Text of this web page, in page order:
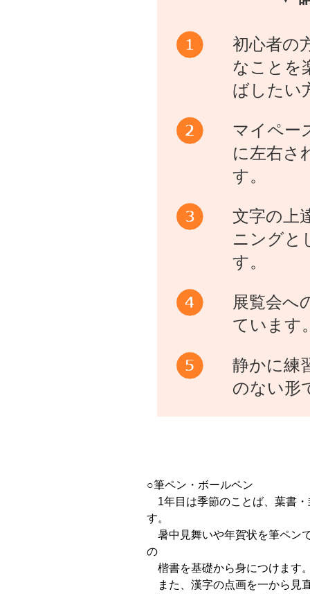
初心者の
なことを
ばしたい
マイペー
に左右さ
す。
文字の上
ニングと
す。
展覧会へ
ています
静かに練
のない形
○筆ペン・ボールペン
1年目は季節のことば、葉書
す。
暑中見舞いや年賀状を筆ペン
の
楷書を基礎から身につけます
また、漢字の点画を一から見